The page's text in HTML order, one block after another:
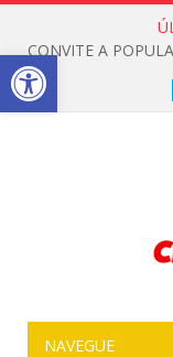
NAVEGUE
Open toolbar